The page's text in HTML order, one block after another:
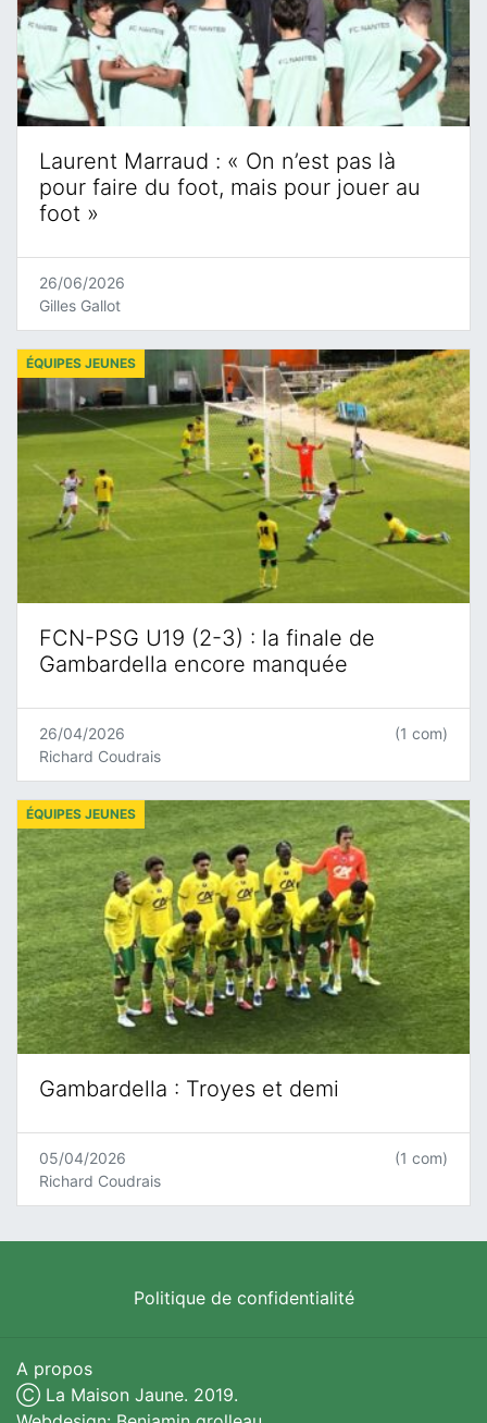
Laurent Marraud : « On n’est pas là
pour faire du foot, mais pour jouer au
foot »
26/06/2026
Gilles Gallot
FCN-PSG U19 (2-3) : la finale de
Gambardella encore manquée
ÉQUIPES JEUNES
26/04/2026
Richard Coudrais
(1 com)
Gambardella : Troyes et demi
ÉQUIPES JEUNES
05/04/2026
Richard Coudrais
(1 com)
Politique de confidentialité
A propos
Ⓒ La Maison Jaune. 2019.